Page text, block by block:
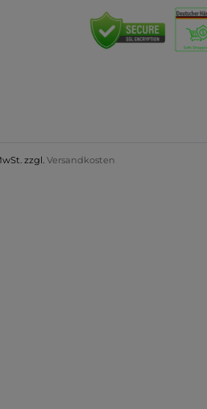
zzgl. Versandkosten